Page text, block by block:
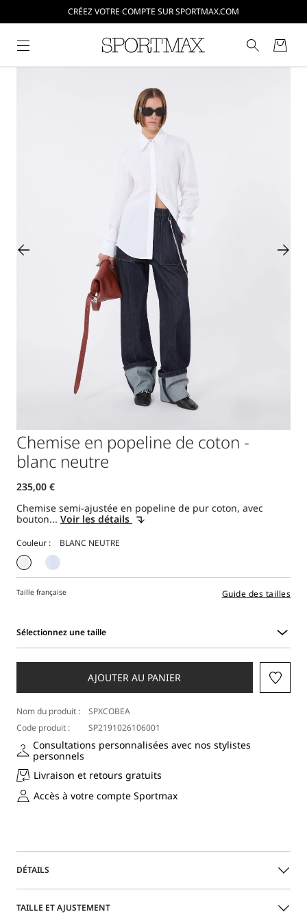
CRÉEZ VOTRE COMPTE SUR SPORTMAX.COM
Chemise en popeline de coton -
blanc neutre
Chemise semi-ajustée en popeline de pur coton, avec
bouton... Voir les détails
Couleur :
Taille française Guide des tailles
Sélectionnez une taille
une
AJOUTER AU PANIER
Nom du produit :
SPXCOBEA
Code produit :
SP2191026106001
Consultations personnalisées avec nos stylistes
personnels
Livraison et retours gratuits
Accès à votre compte Sportmax
DÉTAILS
Chemise semi-ajustée en popeline de pur coton, avec
TAILLE ET AJUSTEMENT